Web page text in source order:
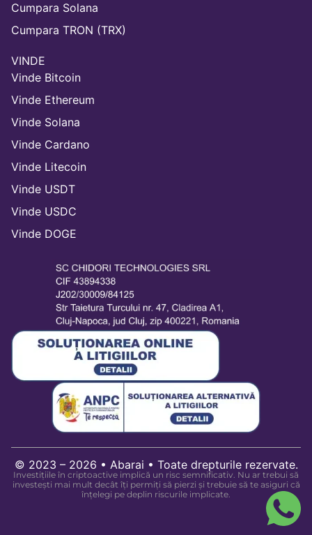
Cumpara Solana
Cumpara TRON (TRX)
VINDE
Vinde Bitcoin
Vinde Ethereum
Vinde Solana
Vinde Cardano
Vinde Litecoin
Vinde USDT
Vinde USDC
Vinde DOGE
© 2023 – 2026 • Abarai • Toate drepturile rezervate.
Investițiile în criptoactive implică un risc semnificativ. Nu ar trebui să
investești mai mult decât îți permiți să pierzi și trebuie să te asiguri că
înțelegi pe deplin riscurile implicate.